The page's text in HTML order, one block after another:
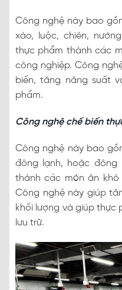
Công nghệ này bao
xào, luộc, chiên,
thực phẩm thành các
công nghiệp. Công
biến, tăng năng suất
phẩm.
Công nghệ chế biến
Công nghệ này bao
đông lạnh, hoặc đông
thành các món ăn khô
Công nghệ này giúp
khối lượng và giúp thực
lưu trữ.